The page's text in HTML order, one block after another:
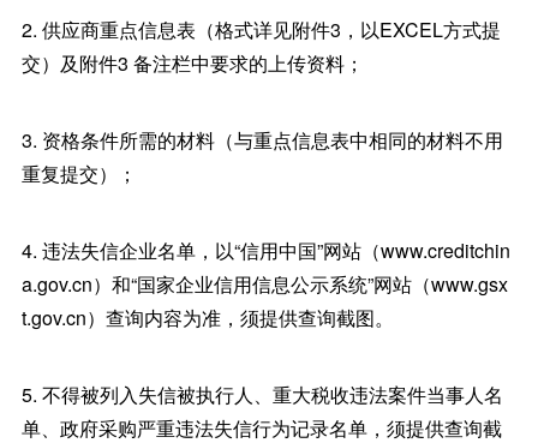
2. 供应商重点信息表（格式详见附件3，以EXCEL方式提
交）及附件3 备注栏中要求的上传资料；
3. 资格条件所需的材料（与重点信息表中相同的材料不用
重复提交）；
4. 违法失信企业名单，以“信用中国”网站（www.creditchin
a.gov.cn）和“国家企业信用信息公示系统”网站（www.gsx
t.gov.cn）查询内容为准，须提供查询截图。
5. 不得被列入失信被执行人、重大税收违法案件当事人名
单、政府采购严重违法失信行为记录名单，须提供查询截